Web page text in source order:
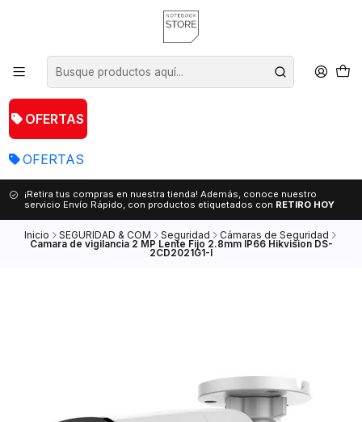
OFERTAS
OFERTAS
¡Retira tus compras en nuestra tienda! Además, conoce nuestro
servicio Envío Rápido, con productos etiquetados con RETIRO HOY
Inicio SEGURIDAD & COM Seguridad Cámaras de Seguridad
Camara de vigilancia 2 MP Lente Fijo 2.8mm IP66 Hikvision DS-
2CD2021G1-I